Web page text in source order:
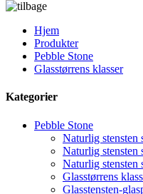
Hjem
Produkter
Pebble Stone
Glasstørrens klasser
Kategorier
Pebble Stone
Naturlig stensten
Naturlig stensten
Naturlig stensten
Glasstørrens
Glasstensten-